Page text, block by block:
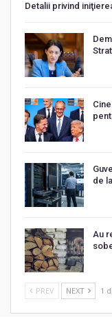
Detalii privind
de
Au
PREV NEXT 1